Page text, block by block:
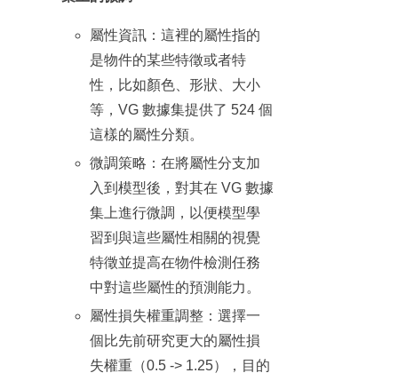
屬性資訊：這裡的屬性指的
是物件的某些特徵或者特
性，比如顏色、形狀、大小
等，VG 數據集提供了 524 個
這樣的屬性分類。
微調策略：在將屬性分支加
入到模型後，對其在 VG 數據
集上進行微調，以便模型學
習到與這些屬性相關的視覺
特徵並提高在物件檢測任務
中對這些屬性的預測能力。
屬性損失權重調整：選擇一
個比先前研究更大的屬性損
失權重（0.5 -> 1.25），目的